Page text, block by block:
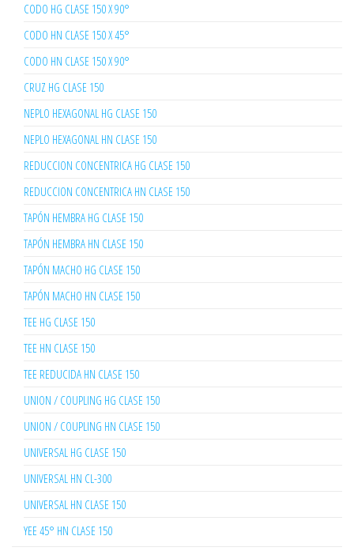
CODO HG CLASE 150 X 90°
CODO HN CLASE 150 X 45°
CODO HN CLASE 150 X 90°
CRUZ HG CLASE 150
NEPLO HEXAGONAL HG CLASE 150
NEPLO HEXAGONAL HN CLASE 150
REDUCCION CONCENTRICA HG CLASE 150
REDUCCION CONCENTRICA HN CLASE 150
TAPÓN HEMBRA HG CLASE 150
TAPÓN HEMBRA HN CLASE 150
TAPÓN MACHO HG CLASE 150
TAPÓN MACHO HN CLASE 150
TEE HG CLASE 150
TEE HN CLASE 150
TEE REDUCIDA HN CLASE 150
UNION / COUPLING HG CLASE 150
UNION / COUPLING HN CLASE 150
UNIVERSAL HG CLASE 150
UNIVERSAL HN CL-300
UNIVERSAL HN CLASE 150
YEE 45° HN CLASE 150